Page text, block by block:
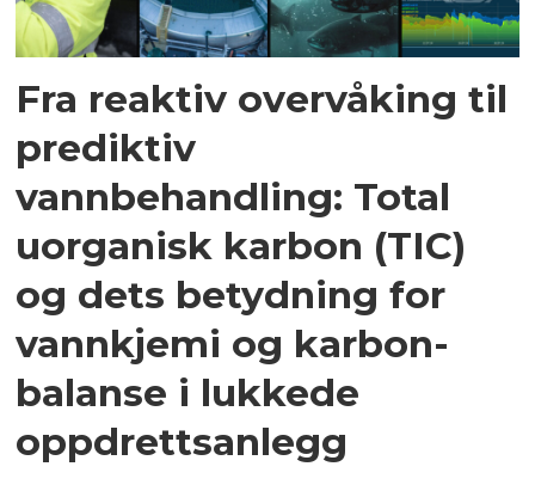
Fra reaktiv overvåking til
prediktiv
vannbehandling: Total
uorganisk karbon (TIC)
og dets betydning for
vannkjemi og karbon­
balanse i lukkede
oppdrettsanlegg